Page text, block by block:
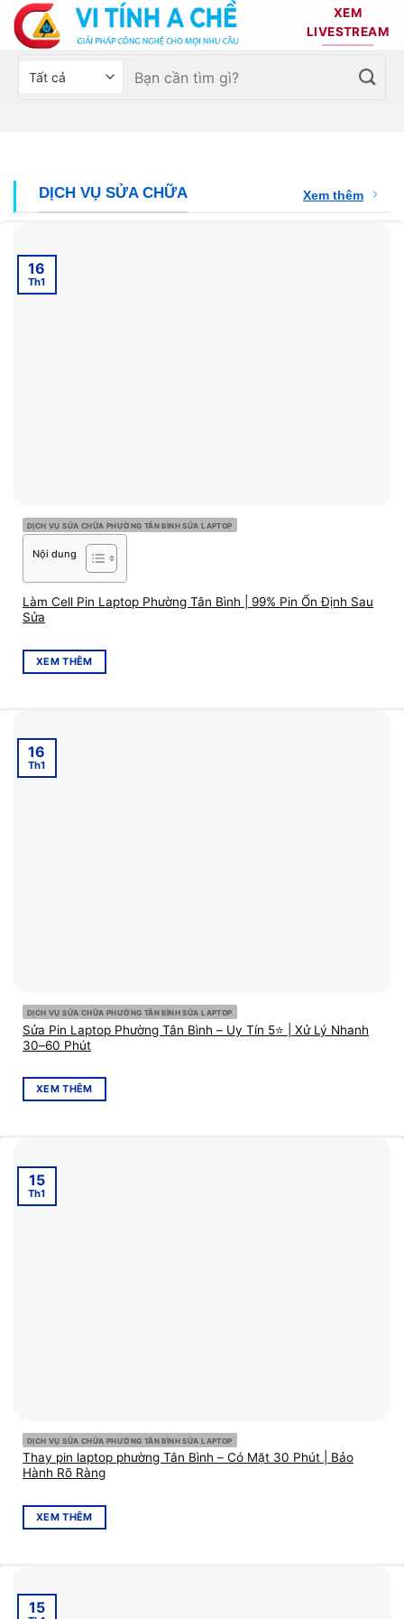
Bỏ
qua
nội
dung
XEM
LIVESTREAM
Chọn
Tìm
kiếm:
DỊCH VỤ SỬA CHỮA Xem thêm
DỊCH VỤ SỬA CHỮA PHƯỜNG TÂN BÌNH SỬA LAPTOP
Nội dung
Làm Cell Pin Laptop Phường Tân Bình | 99% Pin Ổn Định Sau
Sửa
XEM THÊM
16
Th1
DỊCH VỤ SỬA CHỮA PHƯỜNG TÂN BÌNH SỬA LAPTOP
Sửa Pin Laptop Phường Tân Bình – Uy Tín 5⭐ | Xử Lý Nhanh
30–60 Phút
XEM THÊM
16
Th1
DỊCH VỤ SỬA CHỮA PHƯỜNG TÂN BÌNH SỬA LAPTOP
Thay pin laptop phường Tân Bình – Có Mặt 30 Phút | Bảo
Hành Rõ Ràng
XEM THÊM
15
Th1
15